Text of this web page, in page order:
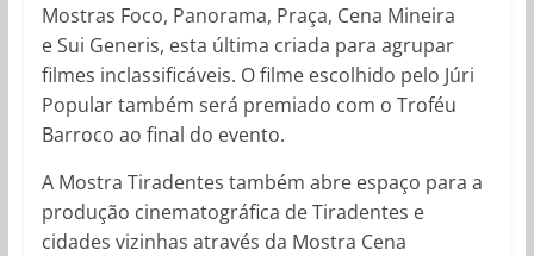
Mostras Foco, Panorama, Praça, Cena Mineira
e Sui Generis, esta última criada para agrupar
filmes inclassificáveis. O filme escolhido pelo Júri
Popular também será premiado com o Troféu
Barroco ao final do evento.
A Mostra Tiradentes também abre espaço para a
produção cinematográfica de Tiradentes e
cidades vizinhas através da Mostra Cena